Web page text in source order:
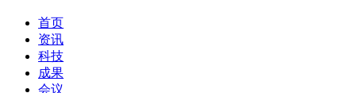
首页
资讯
科技
成果
会议